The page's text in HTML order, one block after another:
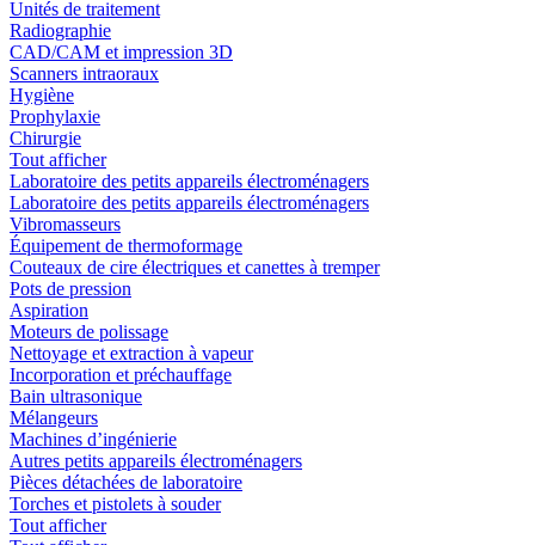
Unités de traitement
Radiographie
CAD/CAM et impression 3D
Scanners intraoraux
Hygiène
Prophylaxie
Chirurgie
Tout afficher
Laboratoire des petits appareils électroménagers
Laboratoire des petits appareils électroménagers
Vibromasseurs
Équipement de thermoformage
Couteaux de cire électriques et canettes à tremper
Pots de pression
Aspiration
Moteurs de polissage
Nettoyage et extraction à vapeur
Incorporation et préchauffage
Bain ultrasonique
Mélangeurs
Machines d’ingénierie
Autres petits appareils électroménagers
Pièces détachées de laboratoire
Torches et pistolets à souder
Tout afficher